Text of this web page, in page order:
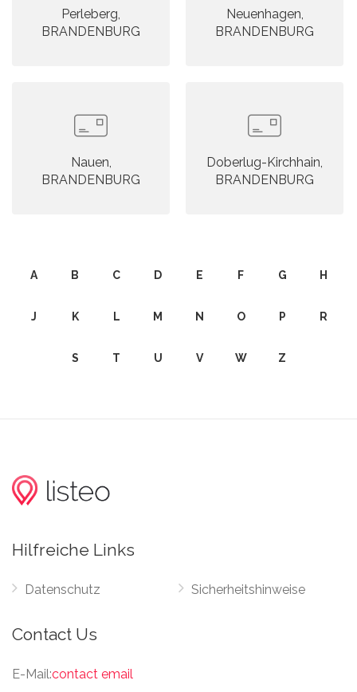
Perleberg,
BRANDENBURG
Neuenhagen,
BRANDENBURG
Nauen,
BRANDENBURG
Doberlug-Kirchhain,
BRANDENBURG
A B C D E F G H
J K L M N O P R
S T U V W Z
Hilfreiche Links
Datenschutz Sicherheitshinweise
Contact Us
E-Mail:contact email